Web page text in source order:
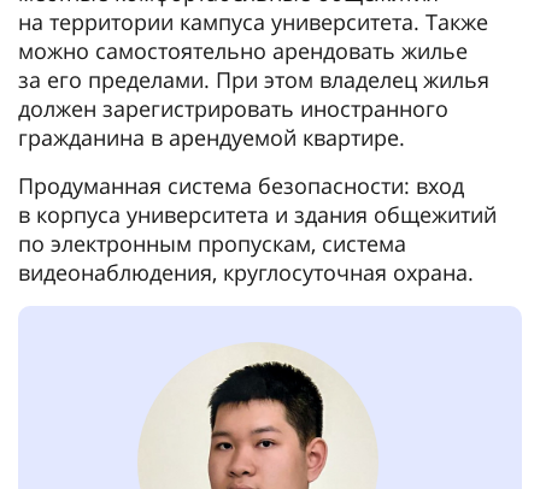
на территории кампуса университета. Также
можно самостоятельно арендовать жилье
за его пределами. При этом владелец жилья
должен зарегистрировать иностранного
гражданина в арендуемой квартире.
Продуманная система безопасности: вход
в корпуса университета и здания общежитий
по электронным пропускам, система
видеонаблюдения, круглосуточная охрана.